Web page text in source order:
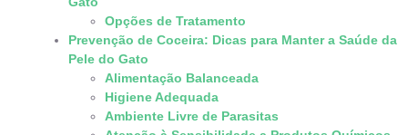
Opções de Tratamento
Prevenção de Coceira: Dicas para Manter a Saúde da
Pele do Gato
Alimentação Balanceada
Higiene Adequada
Ambiente Livre de Parasitas